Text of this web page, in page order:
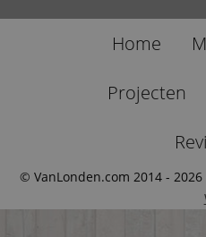
Home
Projecten
© VanLonden.com 2014 -